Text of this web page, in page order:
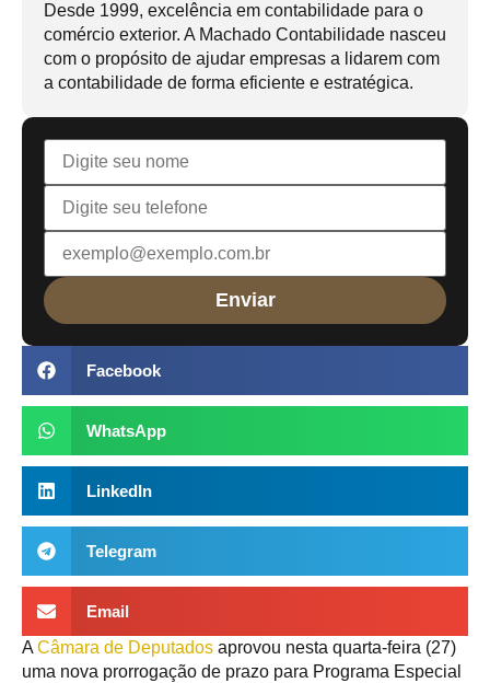
Desde 1999, excelência em contabilidade para o
comércio exterior. A Machado Contabilidade nasceu
com o propósito de ajudar empresas a lidarem com
a contabilidade de forma eficiente e estratégica.
Facebook
WhatsApp
LinkedIn
Telegram
Email
A Câmara de Deputados aprovou nesta quarta-feira (27)
uma nova prorrogação de prazo para Programa Especial